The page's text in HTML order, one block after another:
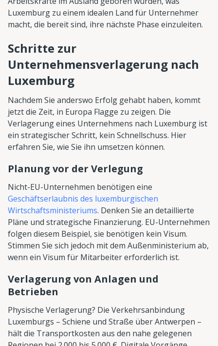
Luxemburg zu einem idealen Land für Unternehmer
macht, die bereit sind, ihre nächste Phase einzuleiten.
Schritte zur
Unternehmensverlagerung nach
Luxemburg
Nachdem Sie anderswo Erfolg gehabt haben, kommt
jetzt die Zeit, in Europa Flagge zu zeigen. Die
Verlagerung eines Unternehmens nach Luxemburg ist
ein strategischer Schritt, kein Schnellschuss. Hier
erfahren Sie, wie Sie ihn umsetzen können.
Planung vor der Verlegung
Nicht-EU-Unternehmen benötigen eine
Geschäftserlaubnis des luxemburgischen
Wirtschaftsministeriums. Denken Sie an detaillierte
Pläne und strategische Finanzierung. EU-Unternehmen
folgen diesem Beispiel, sie benötigen kein Visum.
Stimmen Sie sich jedoch mit dem Außenministerium ab,
wenn ein Visum für Mitarbeiter erforderlich ist.
Verlagerung von Anlagen und
Betrieben
Physische Verlagerung? Die Verkehrsanbindung
Luxemburgs – Schiene und Straße über Antwerpen –
hält die Transportkosten aus den nahe gelegenen